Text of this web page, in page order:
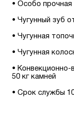
• Особо
• Чугунный зуб
• Чугунная
• Чугунная
•
50 кг камней
• Срок службы